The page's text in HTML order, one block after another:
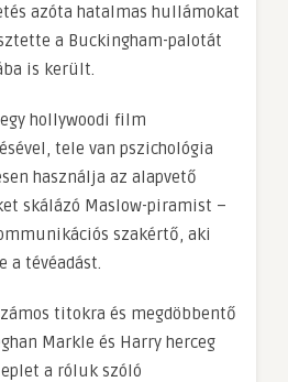
azóta hatalmas hullámokat
a Buckingham-palotát
is került.
hollywoodi film
tele van pszichológia
használja az alapvető
skálázó Maslow-piramist –
szakértő, aki
a tévéadást.
titokra és megdöbbentő
Markle és Harry herceg
a róluk szóló